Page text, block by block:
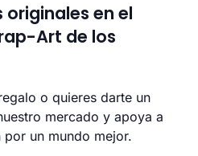
en el
Art de los
o quieres darte un
mercado y apoya a
por un mundo mejor.